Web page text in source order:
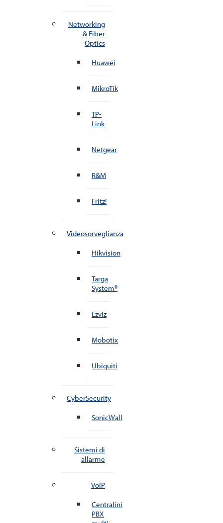
Networking
& Fiber
Optics
Huawei
MikroTik
TP-
Link
Netgear
R&M
Fritz!
Videosorveglianza
Hikvision
Targa
System®
Ezviz
Mobotix
Ubiquiti
CyberSecurity
SonicWall
Sistemi di
allarme
VoIP
Centralini
PBX